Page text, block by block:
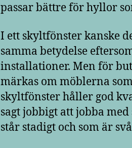
passar bättre för hyllor
I ett skyltfönster kanske
samma betydelse
installationer. Men för
märkas om möblerna
skyltfönster håller god
sagt jobbigt att jobba
står stadigt och som är